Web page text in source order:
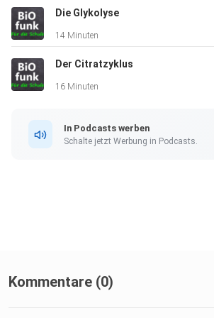
Die Glykolyse
14 Minuten
Der Citratzyklus
16 Minuten
In Podcasts werben
Schalte jetzt Werbung in Podcasts.
Kommentare (0)